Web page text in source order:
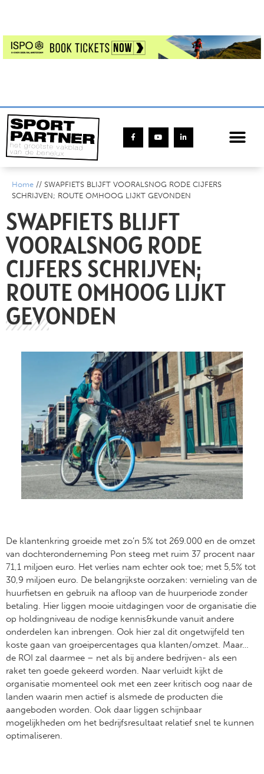
Home // SWAPFIETS BLIJFT VOORALSNOG RODE CIJFERS
SCHRIJVEN; ROUTE OMHOOG LIJKT GEVONDEN
SWAPFIETS BLIJFT
VOORALSNOG RODE
CIJFERS SCHRIJVEN;
ROUTE OMHOOG LIJKT
GEVONDEN
De klantenkring groeide met zo’n 5% tot 269.000 en de omzet
van dochteronderneming Pon steeg met ruim 37 procent naar
71,1 miljoen euro. Het verlies nam echter ook toe; met 5,5% tot ​​
30,9 miljoen euro. De belangrijkste oorzaken: vernieling van de
huurfietsen en gebruik na afloop van de huurperiode zonder
betaling. Hier liggen mooie uitdagingen voor de organisatie die
op holdingniveau de nodige kennis&kunde vanuit andere
onderdelen kan inbrengen. Ook hier zal dit ongetwijfeld ten
koste gaan van groeipercentages qua klanten/omzet. Maar…
de ROI zal daarmee – net als bij andere bedrijven- als een
raket ten goede gekeerd worden. Naar verluidt kijkt de
organisatie momenteel ook met een zeer kritisch oog naar de
landen waarin men actief is alsmede de producten die
aangeboden worden. Ook daar liggen schijnbaar
mogelijkheden om het bedrijfsresultaat relatief snel te kunnen
optimaliseren.